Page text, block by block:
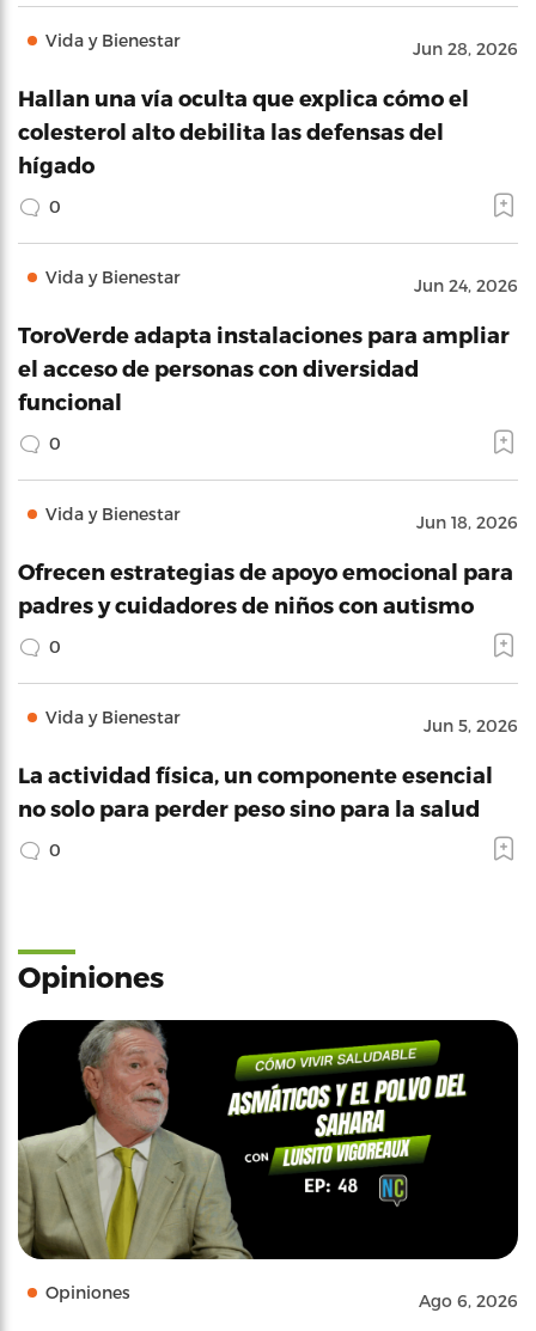
Vida y Bienestar Jun 28, 2026
Hallan una vía oculta que explica cómo el
colesterol alto debilita las defensas del
hígado
0
Vida y Bienestar Jun 24, 2026
ToroVerde adapta instalaciones para ampliar
el acceso de personas con diversidad
funcional
0
Vida y Bienestar Jun 18, 2026
Ofrecen estrategias de apoyo emocional para
padres y cuidadores de niños con autismo
0
Vida y Bienestar Jun 5, 2026
La actividad física, un componente esencial
no solo para perder peso sino para la salud
0
Opiniones
Opiniones Ago 6, 2026